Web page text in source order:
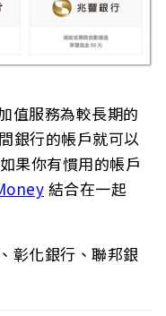
值服務為較長期的
銀行的帳戶就可以
果你有慣用的帳戶
結合在一起
彰化銀行、聯邦銀